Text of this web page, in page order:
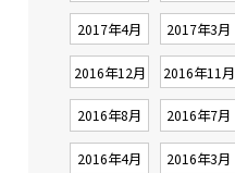
2017年4月 2017年3月
2016年12月 2016年11月
2016年8月 2016年7月
2016年4月 2016年3月